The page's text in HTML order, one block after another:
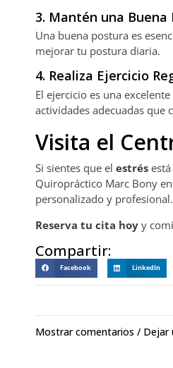
3. Mantén una Buena
Una buena postura es
mejorar tu postura diaria.
4. Realiza Ejercicio
El ejercicio es una
actividades adecuadas
Visita el
Si sientes que el estrés
Quiropráctico Marc Bony
personalizado y profesional.
Reserva tu cita hoy y
Compartir:
Facebook LinkedIn
Mostrar comentarios / Dejar